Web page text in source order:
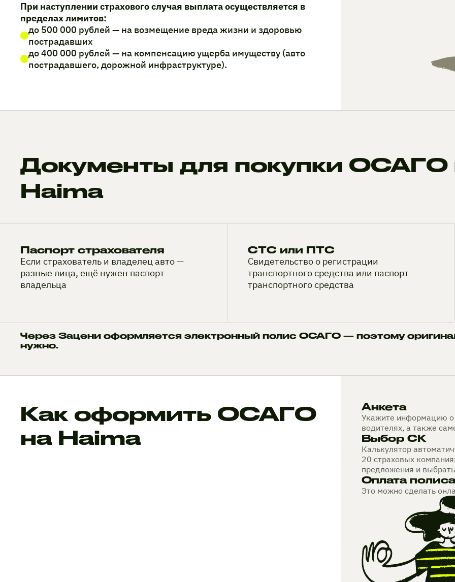
При наступлении страхового случая выплата осуществляется в
пределах лимитов:
до 500 000 рублей — на возмещение вреда жизни и здоровью
пострадавших
до 400 000 рублей — на компенсацию ущерба имуществу (авто
пострадавшего, дорожной инфраструктуре).
Документы для покупки ОСАГО
Haima
Паспорт страхователя
Если страхователь и владелец авто —
разные лица, ещё нужен паспорт
владельца
СТС или ПТС
Свидетельство о регистрации
транспортного средства или паспорт
транспортного средства
Через Зацени оформляется электронный полис ОСАГО — поэтому
нужно.
Как оформить ОСАГО
на Haima
Анкета
Укажите информацию
водителях, а также
Выбор СК
Калькулятор
20 страховых
предложения и
Оплата полиса
Это можно сделать